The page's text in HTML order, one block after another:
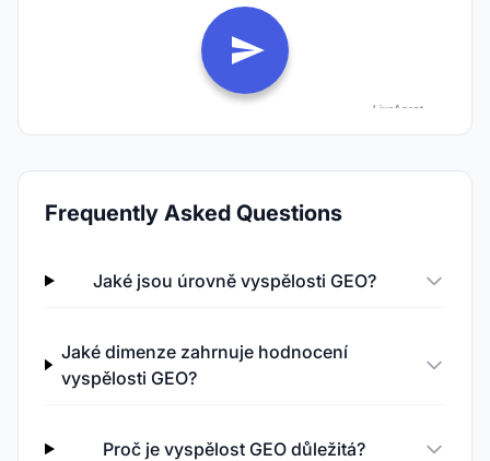
Frequently Asked Questions
Jaké jsou úrovně vyspělosti GEO?
Jaké dimenze zahrnuje hodnocení
vyspělosti GEO?
Proč je vyspělost GEO důležitá?